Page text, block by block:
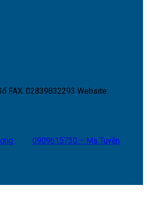
FAX: 02839832293 Website:
0909615730 – Ms Tuyền